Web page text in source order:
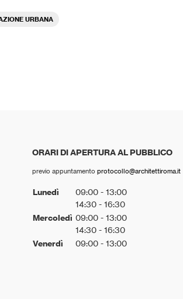
URBANA
ORARI DI APERTURA AL PUBBLICO
previo appuntamento protocollo@architettiroma.it
Lunedì
09:00 - 13:00
14:30 - 16:30
Mercoledì 09:00 - 13:00
14:30 - 16:30
Venerdì 09:00 - 13:00